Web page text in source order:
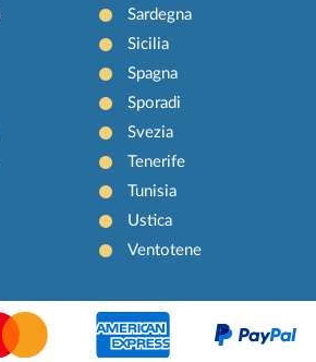
Sardegna
Sicilia
Spagna
Sporadi
Svezia
Tenerife
Tunisia
Ustica
Ventotene